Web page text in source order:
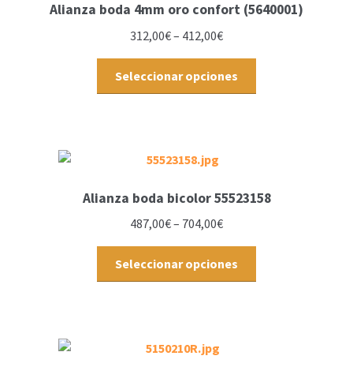
Alianza boda 4mm oro confort (5640001)
312,00€– 412,00€
Seleccionar opciones
Alianza boda bicolor 55523158
487,00€– 704,00€
Seleccionar opciones